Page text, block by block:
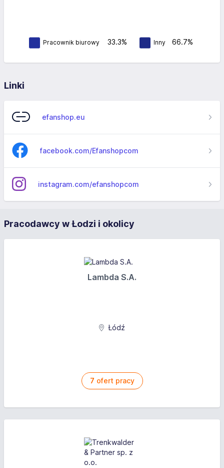
Pracownik biurowy 33.3% Inny 66.7%
Linki
efanshop.eu
facebook.com/Efanshopcom
instagram.com/efanshopcom
Pracodawcy w Łodzi i okolicy
Lambda S.A.
Łódź
7 ofert pracy